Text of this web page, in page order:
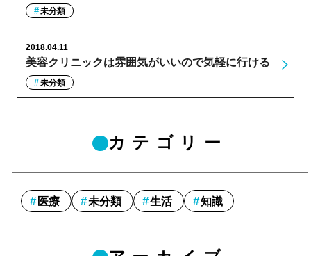
未分類
美容クリニックは雰囲気がいいので気軽に行ける
2018.04.11
未分類
カテゴリー
医療 未分類 生活 知識